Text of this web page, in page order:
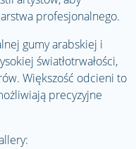
profesjonalnego.
gumy arabskiej i
światłotrwałości,
Większość odcieni to
precyzyjne